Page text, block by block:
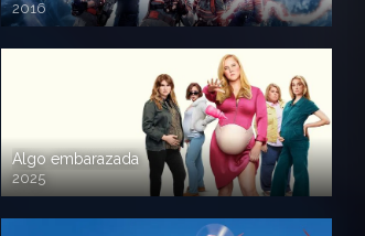
2016
720p HD
Algo embarazada
2025
720p HD